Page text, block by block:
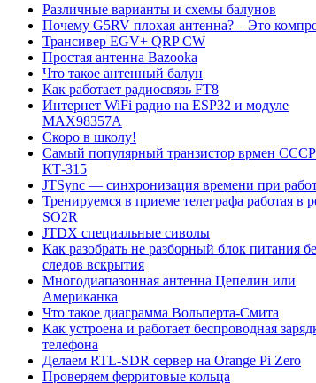
Различные варианты и схемы балунов
Почему G5RV плохая антенна? – Это
Трансивер EGV+ QRP CW
Простая антенна Bazooka
Что такое антенный балун
Как работает радиосвязь FT8
Интернет WiFi радио на ESP32 и модуле
MAX98357A
Скоро в школу!
Самый популярный транзистор врмен
КТ-315
JTSync — синхронизация времени при
Тренируемся в приеме телеграфа работая в
SO2R
JTDX специальные сиволы
Как разобрать не разборный блок питания
следов вскрытия
Многодиапазонная антенна Цепелин или
Американка
Что такое диаграмма Вольперта-Смита
Как устроена и работает беспроводная
телефона
Делаем RTL-SDR сервер на Orange Pi Zero
Проверяем ферритовые кольца